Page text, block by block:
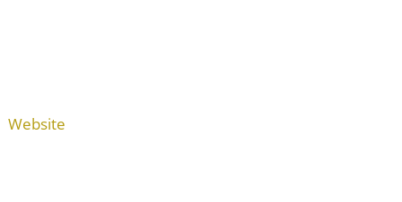
Website